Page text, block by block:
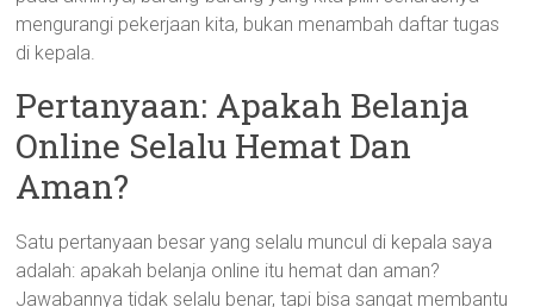
mengurangi pekerjaan kita, bukan menambah daftar tugas
di kepala.
Pertanyaan: Apakah Belanja
Online Selalu Hemat Dan
Aman?
Satu pertanyaan besar yang selalu muncul di kepala saya
adalah: apakah belanja online itu hemat dan aman?
Jawabannya tidak selalu benar, tapi bisa sangat membantu